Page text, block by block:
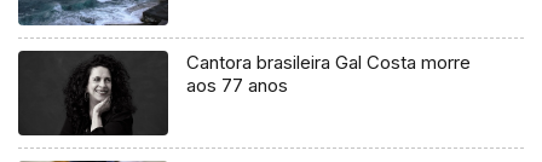
Cantora brasileira Gal Costa morre
aos 77 anos